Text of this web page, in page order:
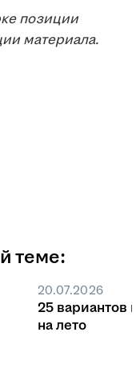
позиции
материала.
теме:
20.07.2026
25 вариантов
на лето